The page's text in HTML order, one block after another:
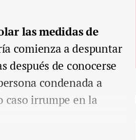
las medidas de
comienza a despuntar
después de conocerse
condenada a
caso irrumpe en la